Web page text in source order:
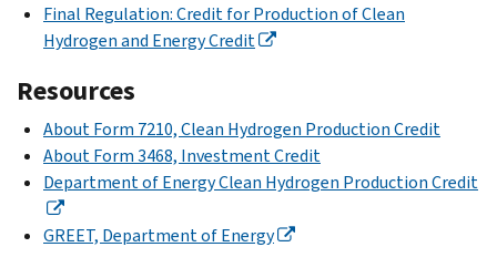
Final Regulation: Credit for Production of Clean
Hydrogen and Energy Credit
Resources
About Form 7210, Clean Hydrogen Production Credit
About Form 3468, Investment Credit
Department of Energy Clean Hydrogen Production Credit
GREET, Department of Energy